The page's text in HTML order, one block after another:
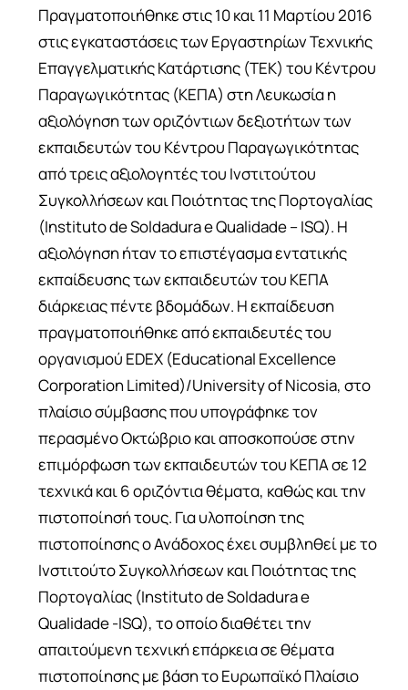
Πραγματοποιήθηκε στις 10 και 11 Μαρτίου 2016
στις εγκαταστάσεις των Εργαστηρίων Τεχνικής
Επαγγελματικής Κατάρτισης (ΤΕΚ) του Κέντρου
Παραγωγικότητας (ΚΕΠΑ) στη Λευκωσία η
αξιολόγηση των οριζόντιων δεξιοτήτων των
εκπαιδευτών του Κέντρου Παραγωγικότητας
από τρεις αξιολογητές του Ινστιτούτου
Συγκολλήσεων και Ποιότητας της Πορτογαλίας
(Instituto de Soldadura e Qualidade – ISQ). Η
αξιολόγηση ήταν το επιστέγασμα εντατικής
εκπαίδευσης των εκπαιδευτών του ΚΕΠΑ
διάρκειας πέντε βδομάδων. Η εκπαίδευση
πραγματοποιήθηκε από εκπαιδευτές του
οργανισμού EDEX (Educational Excellence
Corporation Limited)/University of Nicosia, στο
πλαίσιο σύμβασης που υπογράφηκε τον
περασμένο Οκτώβριο και αποσκοπούσε στην
επιμόρφωση των εκπαιδευτών του ΚΕΠΑ σε 12
τεχνικά και 6 οριζόντια θέματα, καθώς και την
πιστοποίησή τους. Για υλοποίηση της
πιστοποίησης ο Ανάδοχος έχει συμβληθεί με το
Ινστιτούτο Συγκολλήσεων και Ποιότητας της
Πορτογαλίας (Instituto de Soldadura e
Qualidade -ISQ), το οποίο διαθέτει την
απαιτούμενη τεχνική επάρκεια σε θέματα
πιστοποίησης με βάση το Ευρωπαϊκό Πλαίσιο